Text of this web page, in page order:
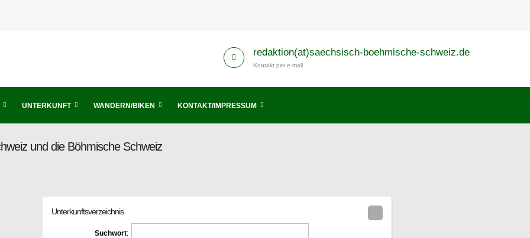
redaktion(at)saechsisch-boehmische-schweiz.de
Kontakt per e-mail
UNTERKUNFT WANDERN/BIKEN KONTAKT/IMPRESSUM
und die Böhmische Schweiz
Unterkunftsverzeichnis
Suchwort: